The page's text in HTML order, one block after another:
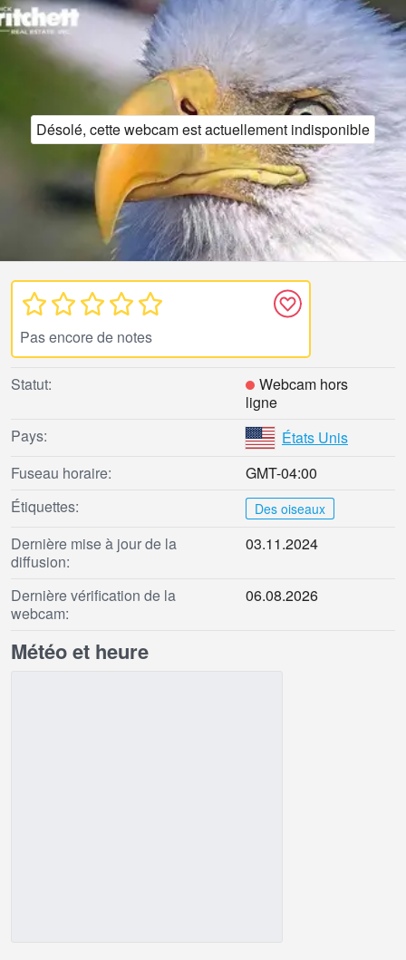
Désolé, cette webcam est actuellement indisponible
Pas encore de notes
Statut:
Webcam hors
ligne
Pays:
États Unis
Fuseau horaire:
GMT-04:00
Étiquettes:
Des oiseaux
Dernière mise à jour de la
diffusion:
03.11.2024
Dernière vérification de la
webcam:
06.08.2026
Météo et heure